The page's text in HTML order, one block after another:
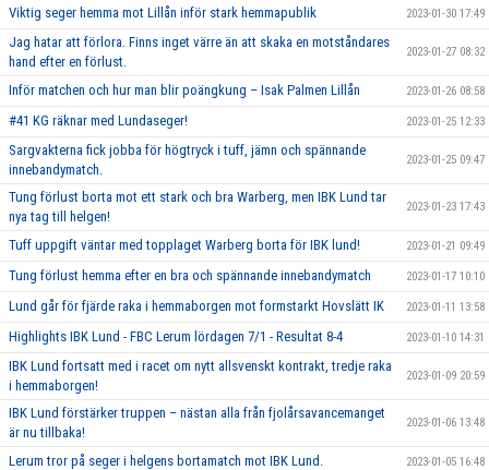
Viktig seger hemma mot Lillån inför stark hemmapublik 2023-01-30 17:49
Jag hatar att förlora. Finns inget värre än att skaka en motståndares
hand efter en förlust.
2023-01-27 08:32
Inför matchen och hur man blir poängkung – Isak Palmen Lillån 2023-01-26 08:58
#41 KG räknar med Lundaseger! 2023-01-25 12:33
Sargvakterna fick jobba för högtryck i tuff, jämn och spännande
innebandymatch.
2023-01-25 09:47
Tung förlust borta mot ett stark och bra Warberg, men IBK Lund tar
nya tag till helgen!
2023-01-23 17:43
Tuff uppgift väntar med topplaget Warberg borta för IBK lund! 2023-01-21 09:49
Tung förlust hemma efter en bra och spännande innebandymatch 2023-01-17 10:10
Lund går för fjärde raka i hemmaborgen mot formstarkt Hovslätt IK 2023-01-11 13:58
Highlights IBK Lund - FBC Lerum lördagen 7/1 - Resultat 8-4 2023-01-10 14:31
IBK Lund fortsatt med i racet om nytt allsvenskt kontrakt, tredje raka
i hemmaborgen!
2023-01-09 20:59
IBK Lund förstärker truppen – nästan alla från fjolårsavancemanget
är nu tillbaka!
2023-01-06 13:48
Lerum tror på seger i helgens bortamatch mot IBK Lund. 2023-01-05 16:48